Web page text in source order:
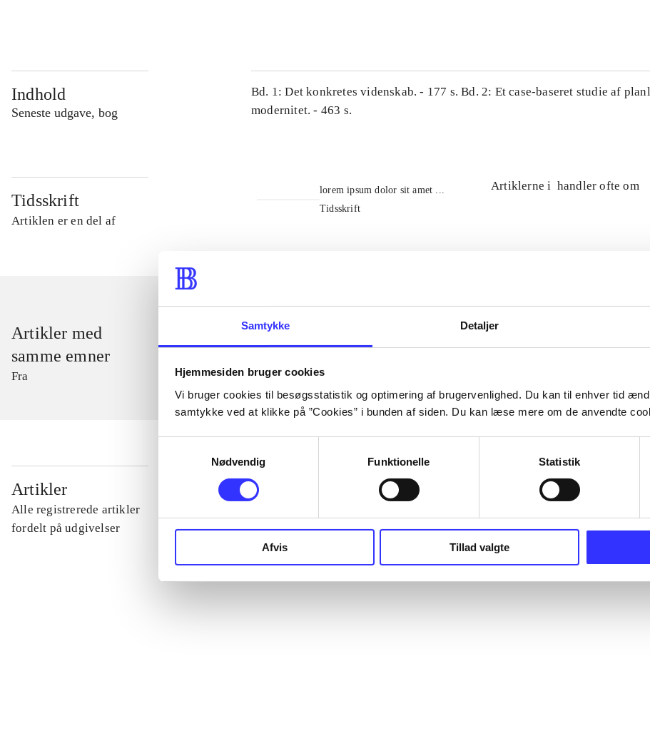
Samtykke Detaljer
Hjemmesiden bruger cookies
Vi bruger cookies til besøgsstatistik og optimering af brugervenlighed. Du kan til enhver tid
samtykke ved at klikke på ”Cookies” i bunden af siden. Du kan læse mere om de anvendte
Nødvendig
Funktionelle Statistik
Afvis Tillad valgte
Indhold
Seneste udgave, bog
Bd. 1: Det konkretes videnskab. - 177 s. Bd. 2: Et case-baseret studie af
modernitet. - 463 s.
Tidsskrift
Artiklen er en del af
lorem ipsum dolor sit amet ...
Tidsskrift
Artiklerne i handler ofte om
Artikler med
samme emner
Fra
Artikler
Alle registrerede artikler
fordelt på udgivelser
...